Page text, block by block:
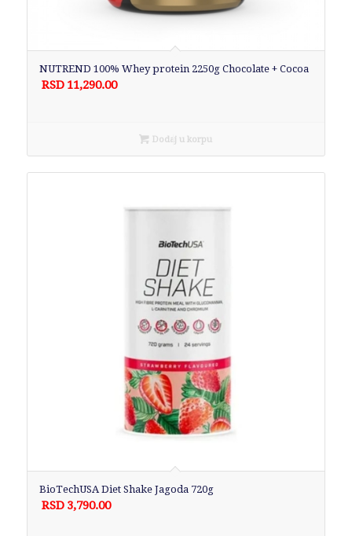
NUTREND 100% Whey protein 2250g Chocolate + Cocoa
RSD 11,290.00
Dodaj u korpu
BioTechUSA Diet Shake Jagoda 720g
RSD 3,790.00